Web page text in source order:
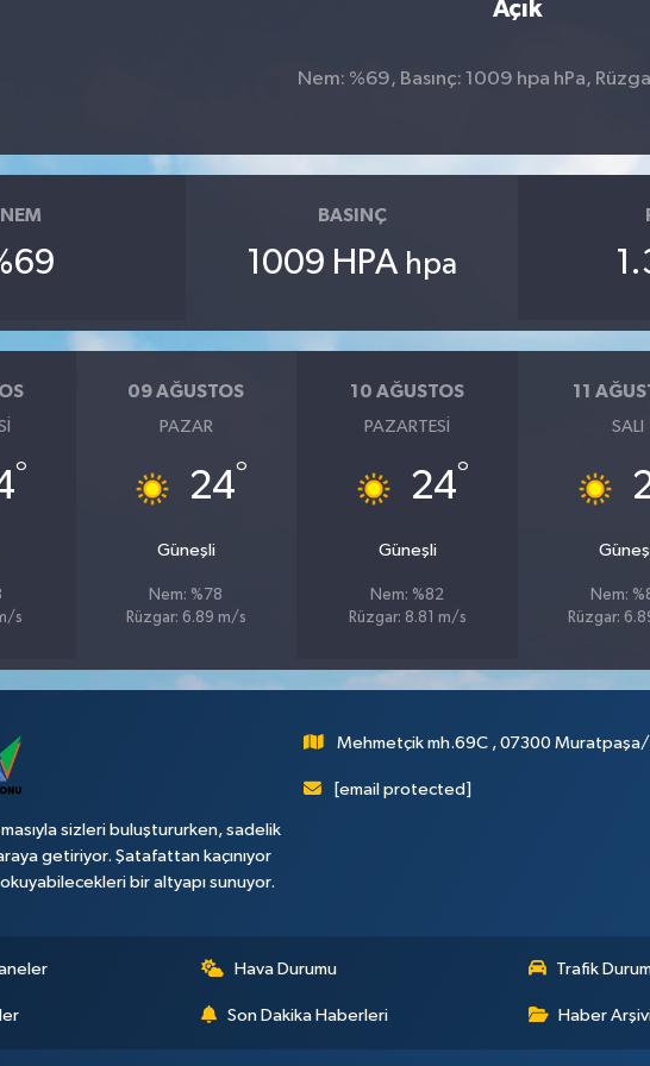
Açık
Nem: %69, Basınç: 1009 hpa hPa,
NEM BASINÇ
1009 HPA hpa
°
s
09 AĞUSTOS
PAZAR
24°
Güneşli
Nem: %78
Rüzgar: 6.89 m/s
10 AĞUSTOS
PAZARTESI
24°
Güneşli
Nem: %82
Rüzgar: 8.81 m/s
11
SALI
Nem:
Rüzgar:
sizleri buluştururken, sadelik
getiriyor. Şatafattan kaçınıyor
bir altyapı sunuyor.
Mehmetçik mh.69C , 07300
[email protected]
Hava Durumu Trafik
Son Dakika Haberleri Haber